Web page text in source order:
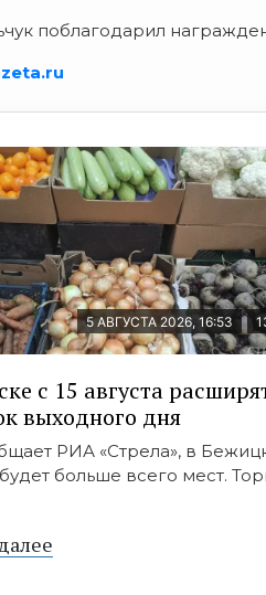
поблагодарил
5 АВГУСТА 2026, 16:53
с 15 августа
выходного дня
РИА «Стрела», в
больше всего мест.